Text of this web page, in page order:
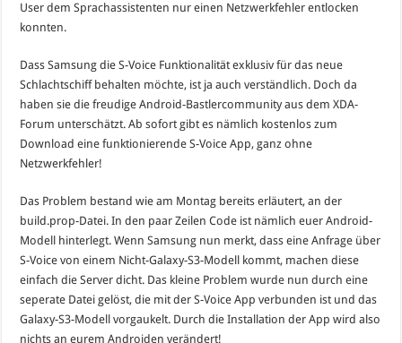
User dem Sprachassistenten nur einen Netzwerkfehler entlocken
konnten.
Dass Samsung die S-Voice Funktionalität exklusiv für das neue
Schlachtschiff behalten möchte, ist ja auch verständlich. Doch da
haben sie die freudige Android-Bastlercommunity aus dem XDA-
Forum unterschätzt. Ab sofort gibt es nämlich kostenlos zum
Download eine funktionierende S-Voice App, ganz ohne
Netzwerkfehler!
Das Problem bestand wie am Montag bereits erläutert, an der
build.prop-Datei. In den paar Zeilen Code ist nämlich euer Android-
Modell hinterlegt. Wenn Samsung nun merkt, dass eine Anfrage über
S-Voice von einem Nicht-Galaxy-S3-Modell kommt, machen diese
einfach die Server dicht. Das kleine Problem wurde nun durch eine
seperate Datei gelöst, die mit der S-Voice App verbunden ist und das
Galaxy-S3-Modell vorgaukelt. Durch die Installation der App wird also
nichts an eurem Androiden verändert!